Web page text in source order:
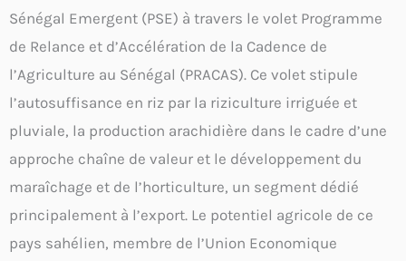
Sénégal Emergent (PSE) à travers le volet Programme
de Relance et d’Accélération de la Cadence de
l’Agriculture au Sénégal (PRACAS). Ce volet stipule
l’autosuffisance en riz par la riziculture irriguée et
pluviale, la production arachidière dans le cadre d’une
approche chaîne de valeur et le développement du
maraîchage et de l’horticulture, un segment dédié
principalement à l’export. Le potentiel agricole de ce
pays sahélien, membre de l’Union Economique